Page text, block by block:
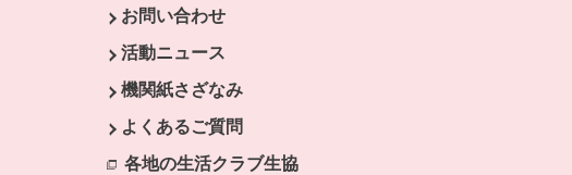
別のウィンドウで開きます。
お問い合わせ
活動ニュース
機関紙さざなみ
よくあるご質問
各地の生活クラブ生協